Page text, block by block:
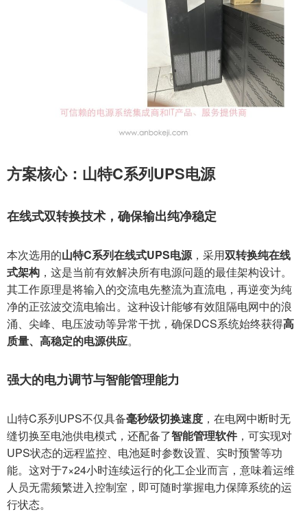
方案核心：山特C系列UPS电源
在线式双转换技术，确保输出纯净稳定
本次选用的山特C系列在线式UPS电源，采用双转换纯在线
式架构 ，这是当前有效解决所有电源问题的最佳架构设计。
其工作原理是将输入的交流电先整流为直流电，再逆变为纯
净的正弦波交流电输出。这种设计能够有效阻隔电网中的浪
涌、尖峰、电压波动等异常干扰，确保DCS系统始终获得高
质量、高稳定的电源供应。
强大的电力调节与智能管理能力
山特C系列UPS不仅具备毫秒级切换速度 ，在电网中断时无
缝切换至电池供电模式，还配备了智能管理软件，可实现对
UPS状态的远程监控、电池延时参数设置、实时预警等功
能。这对于7×24小时连续运行的化工企业而言，意味着运维
人员无需频繁进入控制室，即可随时掌握电力保障系统的运
行状态。